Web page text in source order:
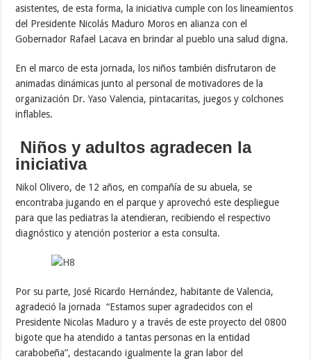
asistentes, de esta forma, la iniciativa cumple con los lineamientos
del Presidente Nicolás Maduro Moros en alianza con el
Gobernador Rafael Lacava en brindar al pueblo una salud digna.
En el marco de esta jornada, los niños también disfrutaron de
animadas dinámicas junto al personal de motivadores de la
organización Dr. Yaso Valencia, pintacaritas, juegos y colchones
inflables.
Niños y adultos agradecen la
iniciativa
Nikol Olivero, de 12 años, en compañía de su abuela, se
encontraba jugando en el parque y aprovechó este despliegue
para que las pediatras la atendieran, recibiendo el respectivo
diagnóstico y atención posterior a esta consulta.
Por su parte, José Ricardo Hernández, habitante de Valencia,
agradeció la jornada “Estamos super agradecidos con el
Presidente Nicolas Maduro y a través de este proyecto del 0800
bigote que ha atendido a tantas personas en la entidad
carabobeña”, destacando igualmente la gran labor del